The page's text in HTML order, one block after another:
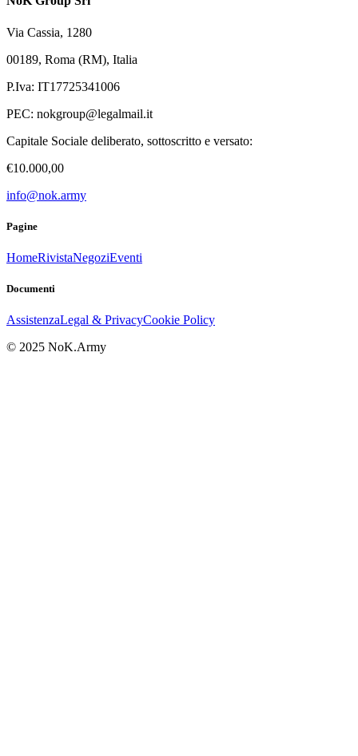
Via Cassia, 1280
00189, Roma (RM), Italia
P.Iva: IT17725341006
PEC: nokgroup@legalmail.it
Capitale Sociale deliberato, sottoscritto e versato:
€10.000,00
info@nok.army
Pagine
HomeRivistaNegoziEventi
Documenti
AssistenzaLegal & PrivacyCookie Policy
© 2025 NoK.Army